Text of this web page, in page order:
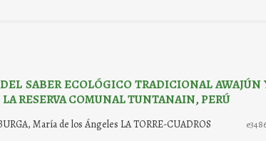
SABER ECOLÓGICO TRADICIONAL AWAJÚN
RESERVA COMUNAL TUNTANAIN, PERÚ
María de los Ángeles LA TORRE-CUADROS